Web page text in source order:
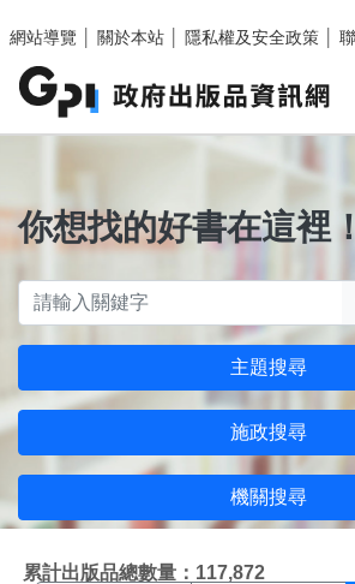
網站導覽
關於本站 隱私權及安全政策
你想找的好書在這裡！
主題搜尋
施政搜尋
機關搜尋
累計出版品總數量：117,872
機關搜尋結果頁